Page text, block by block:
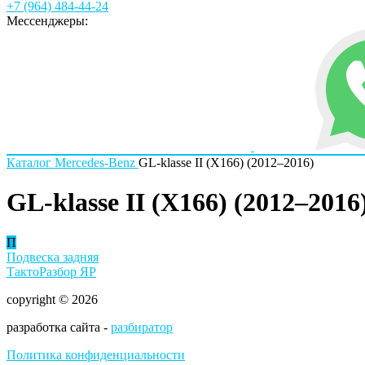
+7 (964) 484-44-24
Мессенджеры:
Каталог Mercedes-Benz GL-klasse II (X166) (2012–2016)
GL-klasse II (X166)
П
Подвеска задняя
ТактоРазбор ЯР
copyright © 2026
разработка сайта - разбиратор
Политика конфиденциальности